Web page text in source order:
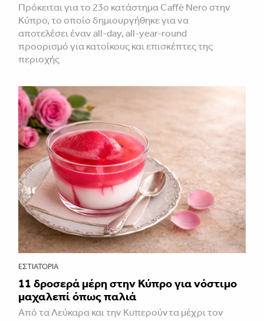
Πρόκειται για το 23ο κατάστημα Caffè Nero στην
Κύπρο, το οποίο δημιουργήθηκε για να
αποτελέσει έναν all-day, all-year-round
προορισμό για κατοίκους και επισκέπτες της
περιοχής
ΕΣΤΙΑΤΌΡΙΑ
11 δροσερά μέρη στην Κύπρο για νόστιμο
μαχαλεπί όπως παλιά
Από τα Λεύκαρα και την Κυπερούντα μέχρι τον